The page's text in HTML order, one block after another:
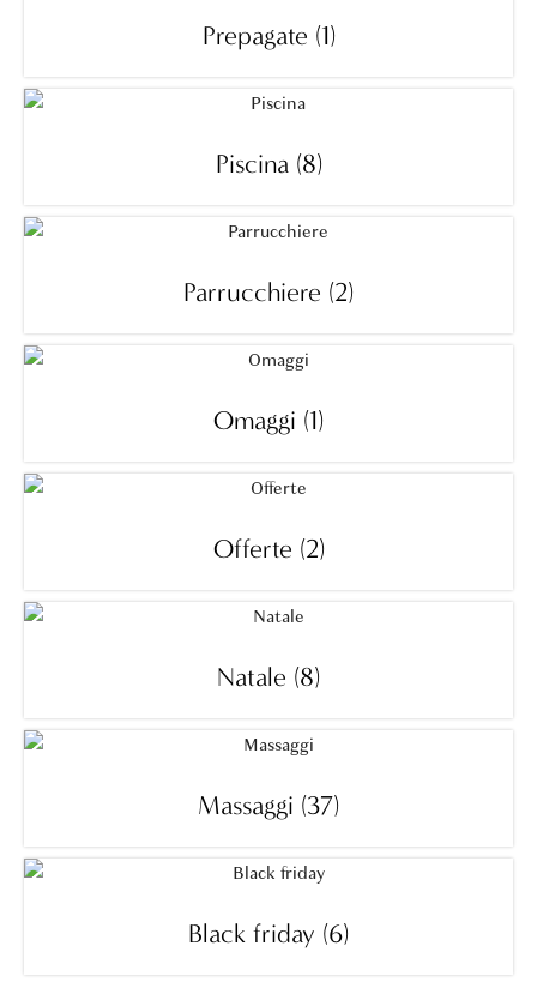
Prepagate (1)
Piscina (8)
Parrucchiere (2)
Omaggi (1)
Offerte (2)
Natale (8)
Massaggi (37)
Black friday (6)